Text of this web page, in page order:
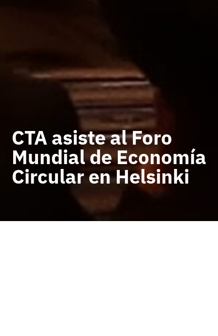
CTA asiste al Foro
Mundial de Economía
Circular en Helsinki